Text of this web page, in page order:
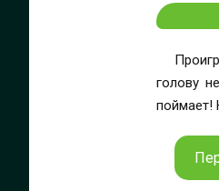
голову
поймает!